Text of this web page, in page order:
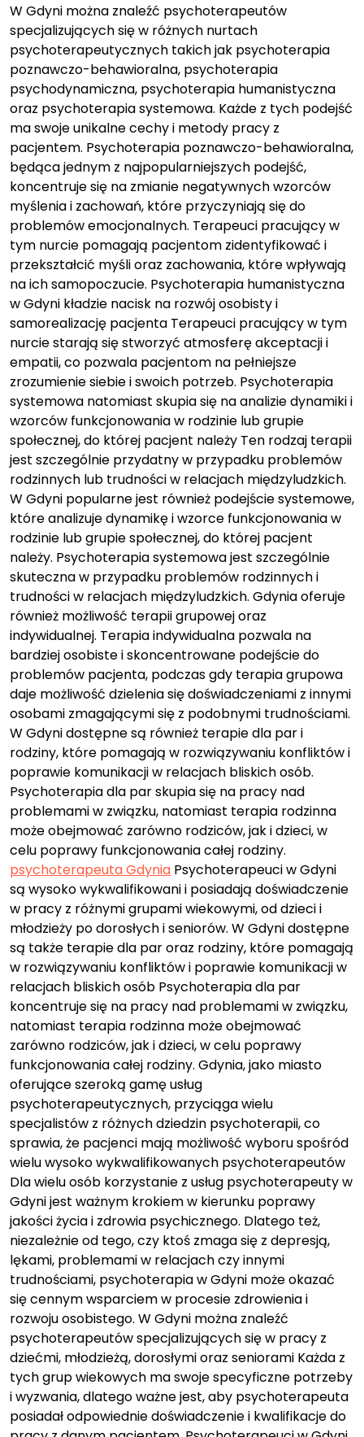
W Gdyni można znaleźć psychoterapeutów
specjalizujących się w różnych nurtach
psychoterapeutycznych takich jak psychoterapia
poznawczo-behawioralna, psychoterapia
psychodynamiczna, psychoterapia humanistyczna
oraz psychoterapia systemowa. Każde z tych podejść
ma swoje unikalne cechy i metody pracy z
pacjentem. Psychoterapia poznawczo-behawioralna,
będąca jednym z najpopularniejszych podejść,
koncentruje się na zmianie negatywnych wzorców
myślenia i zachowań, które przyczyniają się do
problemów emocjonalnych. Terapeuci pracujący w
tym nurcie pomagają pacjentom zidentyfikować i
przekształcić myśli oraz zachowania, które wpływają
na ich samopoczucie. Psychoterapia humanistyczna
w Gdyni kładzie nacisk na rozwój osobisty i
samorealizację pacjenta Terapeuci pracujący w tym
nurcie starają się stworzyć atmosferę akceptacji i
empatii, co pozwala pacjentom na pełniejsze
zrozumienie siebie i swoich potrzeb. Psychoterapia
systemowa natomiast skupia się na analizie dynamiki i
wzorców funkcjonowania w rodzinie lub grupie
społecznej, do której pacjent należy Ten rodzaj terapii
jest szczególnie przydatny w przypadku problemów
rodzinnych lub trudności w relacjach międzyludzkich.
W Gdyni popularne jest również podejście systemowe,
które analizuje dynamikę i wzorce funkcjonowania w
rodzinie lub grupie społecznej, do której pacjent
należy. Psychoterapia systemowa jest szczególnie
skuteczna w przypadku problemów rodzinnych i
trudności w relacjach międzyludzkich. Gdynia oferuje
również możliwość terapii grupowej oraz
indywidualnej. Terapia indywidualna pozwala na
bardziej osobiste i skoncentrowane podejście do
problemów pacjenta, podczas gdy terapia grupowa
daje możliwość dzielenia się doświadczeniami z innymi
osobami zmagającymi się z podobnymi trudnościami.
W Gdyni dostępne są również terapie dla par i
rodziny, które pomagają w rozwiązywaniu konfliktów i
poprawie komunikacji w relacjach bliskich osób.
Psychoterapia dla par skupia się na pracy nad
problemami w związku, natomiast terapia rodzinna
może obejmować zarówno rodziców, jak i dzieci, w
celu poprawy funkcjonowania całej rodziny.
psychoterapeuta Gdynia Psychoterapeuci w Gdyni
są wysoko wykwalifikowani i posiadają doświadczenie
w pracy z różnymi grupami wiekowymi, od dzieci i
młodzieży po dorosłych i seniorów. W Gdyni dostępne
są także terapie dla par oraz rodziny, które pomagają
w rozwiązywaniu konfliktów i poprawie komunikacji w
relacjach bliskich osób Psychoterapia dla par
koncentruje się na pracy nad problemami w związku,
natomiast terapia rodzinna może obejmować
zarówno rodziców, jak i dzieci, w celu poprawy
funkcjonowania całej rodziny. Gdynia, jako miasto
oferujące szeroką gamę usług
psychoterapeutycznych, przyciąga wielu
specjalistów z różnych dziedzin psychoterapii, co
sprawia, że pacjenci mają możliwość wyboru spośród
wielu wysoko wykwalifikowanych psychoterapeutów
Dla wielu osób korzystanie z usług psychoterapeuty w
Gdyni jest ważnym krokiem w kierunku poprawy
jakości życia i zdrowia psychicznego. Dlatego też,
niezależnie od tego, czy ktoś zmaga się z depresją,
lękami, problemami w relacjach czy innymi
trudnościami, psychoterapia w Gdyni może okazać
się cennym wsparciem w procesie zdrowienia i
rozwoju osobistego. W Gdyni można znaleźć
psychoterapeutów specjalizujących się w pracy z
dziećmi, młodzieżą, dorosłymi oraz seniorami Każda z
tych grup wiekowych ma swoje specyficzne potrzeby
i wyzwania, dlatego ważne jest, aby psychoterapeuta
posiadał odpowiednie doświadczenie i kwalifikacje do